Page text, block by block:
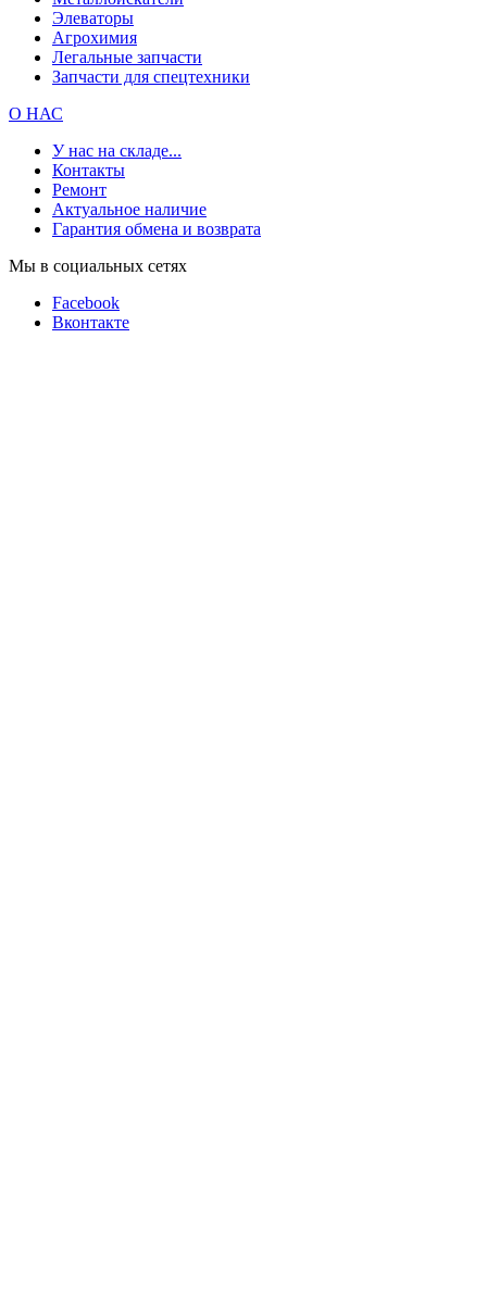
Элеваторы
Агрохимия
Легальные запчасти
Запчасти для спецтехники
О НАС
У нас на складе...
Контакты
Ремонт
Актуальное наличие
Гарантия обмена и возврата
Мы в социальных сетях
Facebook
Вконтакте